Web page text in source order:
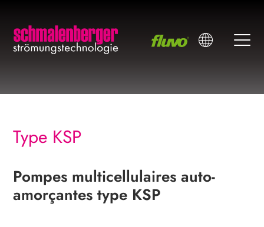
Type KSP
Pompes multicellulaires ­auto-
amorçantes type KSP